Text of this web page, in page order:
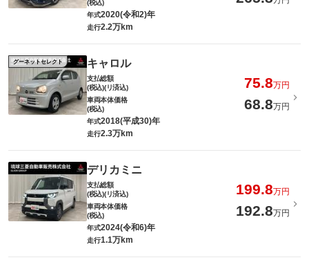
(税込)
年式2020(令和2)年
走行2.2万km
グーネットセレクト キャロル
支払総額
(税込)(リ済込)
75.8万円
車両本体価格
(税込)
68.8万円
年式2018(平成30)年
走行2.3万km
デリカミニ
支払総額
(税込)(リ済込)
199.8万円
車両本体価格
(税込)
192.8万円
年式2024(令和6)年
走行1.1万km